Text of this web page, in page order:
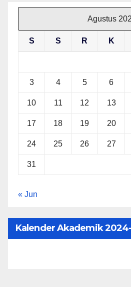
Agustus
S S R K
3 4 5 6
10 11 12 13
17 18 19 20
24 25 26 27
31
« Jun
Kalender Akademik